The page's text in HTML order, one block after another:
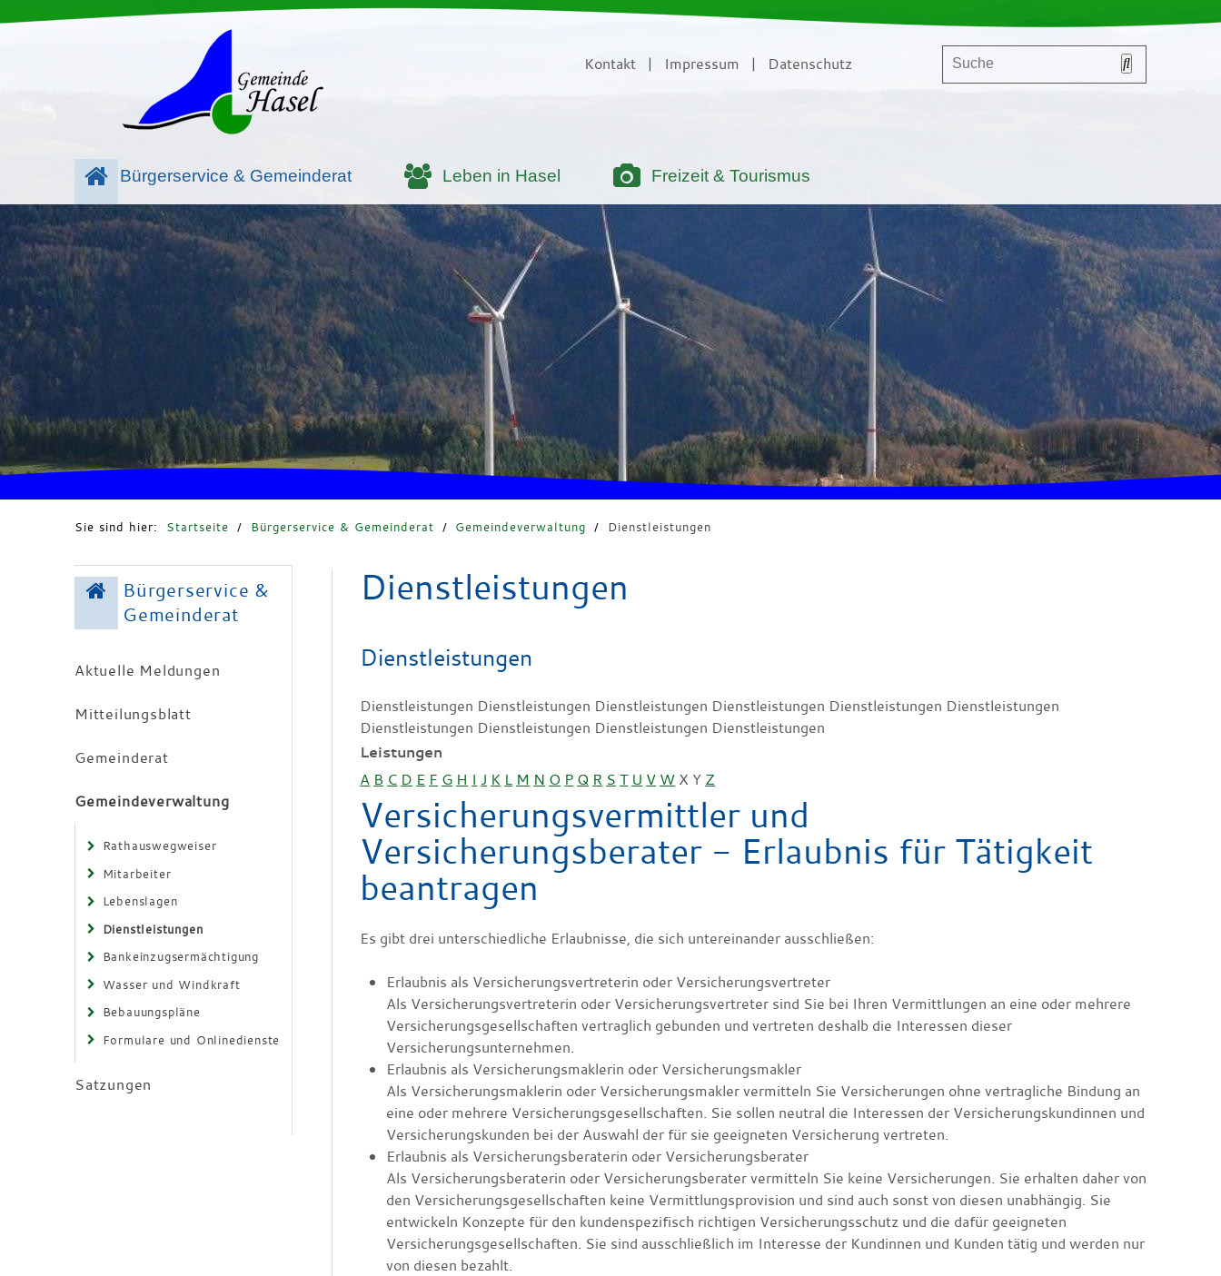
Kontakt | Impressum | Datenschutz
Bürgerservice & Gemeinderat Leben in Hasel Freizeit & Tourismus
Sie sind hier: Startseite / Bürgerservice & Gemeinderat / Gemeindeverwaltung / Dienstleistungen
Bürgerservice &
Gemeinderat
Aktuelle Meldungen
Mitteilungsblatt
Gemeinderat
Gemeindeverwaltung
Rathauswegweiser
Mitarbeiter
Lebenslagen
Dienstleistungen
Bankeinzugsermächtigung
Wasser und Windkraft
Bebauungspläne
Formulare und Onlinedienste
Satzungen
Dienstleistungen
Dienstleistungen
Dienstleistungen Dienstleistungen Dienstleistungen Dienstleistungen Dienstleistungen Dienstleistungen
Dienstleistungen Dienstleistungen Dienstleistungen Dienstleistungen
Leistungen
A B C D E F G H I J K L M N O P Q R S T U V W X Y Z
Versicherungsvermittler und
Versicherungsberater - Erlaubnis für Tätigkeit
beantragen
Es gibt drei unterschiedliche Erlaubnisse, die sich untereinander ausschließen:
Erlaubnis als Versicherungsvertreterin oder Versicherungsvertreter
Als Versicherungsvertreterin oder Versicherungsvertreter sind Sie bei Ihren Vermittlungen an eine oder mehrere
Versicherungsgesellschaften vertraglich gebunden und vertreten deshalb die Interessen dieser
Versicherungsunternehmen.
Erlaubnis als Versicherungsmaklerin oder Versicherungsmakler
Als Versicherungsmaklerin oder Versicherungsmakler vermitteln Sie Versicherungen ohne vertragliche Bindung an
eine oder mehrere Versicherungsgesellschaften. Sie sollen neutral die Interessen der Versicherungskundinnen und
Versicherungskunden bei der Auswahl der für sie geeigneten Versicherung vertreten.
Erlaubnis als Versicherungsberaterin oder Versicherungsberater
Als Versicherungsberaterin oder Versicherungsberater vermitteln Sie keine Versicherungen. Sie erhalten daher von
den Versicherungsgesellschaften keine Vermittlungsprovision und sind auch sonst von diesen unabhängig. Sie
entwickeln Konzepte für den kundenspezifisch richtigen Versicherungsschutz und die dafür geeigneten
Versicherungsgesellschaften. Sie sind ausschließlich im Interesse der Kundinnen und Kunden tätig und werden nur
von diesen bezahlt.